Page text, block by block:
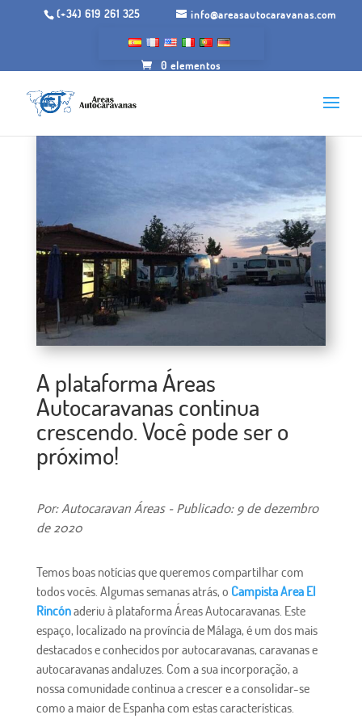
(+34) 619 261 325 info@areasautocaravanas.com
0 elementos
A plataforma Áreas
Autocaravanas continua
crescendo. Você pode ser o
próximo!
Por: Autocaravan Áreas - Publicado: 9 de dezembro
de 2020
Temos boas notícias que queremos compartilhar com
todos vocês. Algumas semanas atrás, o Campista Area El
Rincónaderiu à plataforma Áreas Autocaravanas. Este
espaço, localizado na província de Málaga, é um dos mais
destacados e conhecidos por autocaravanas, caravanas e
autocaravanas andaluzes. Com a sua incorporação, a
nossa comunidade continua a crescer e a consolidar-se
como a maior de Espanha com estas características.